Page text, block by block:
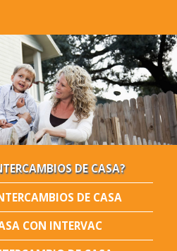
DE CASA?
DE CASA
CON INTERVAC